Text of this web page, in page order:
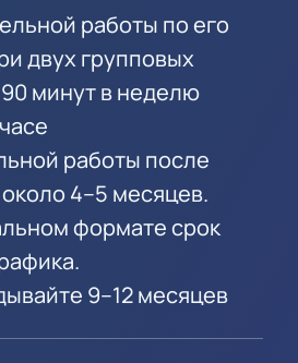
работы по его
двух групповых
минут в неделю
работы после
4–5 месяцев.
формате срок
9–12 месяцев